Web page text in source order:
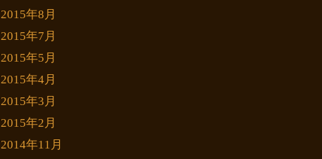
2015年8月
2015年7月
2015年5月
2015年4月
2015年3月
2015年2月
2014年11月